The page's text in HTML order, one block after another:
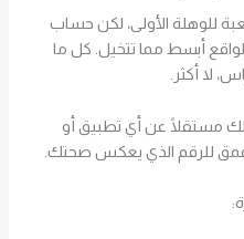
للوهلة الأولى، لكن حساب
أبسط مما تتخيل. كل ما
لا أكثر.
مستقلًا عن أي تطبيق أو
للرقم الذي يعكس صحتك.